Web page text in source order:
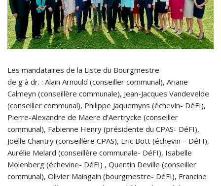
Les mandataires de la Liste du Bourgmestre
de g à dr. : Alain Arnould (conseiller communal), Ariane
Calmeyn (conseillère communale), Jean-Jacques Vandevelde
(conseiller communal), Philippe Jaquemyns (échevin- DéFI),
Pierre-Alexandre de Maere d’Aertrycke (conseiller
communal), Fabienne Henry (présidente du CPAS- DéFI),
Joëlle Chantry (conseillère CPAS), Eric Bott (échevin – DéFI),
Aurélie Melard (conseillère communale- DéFI), Isabelle
Molenberg (échevine- DéFI) , Quentin Deville (conseiller
communal), Olivier Maingain (bourgmestre- DéFI), Francine